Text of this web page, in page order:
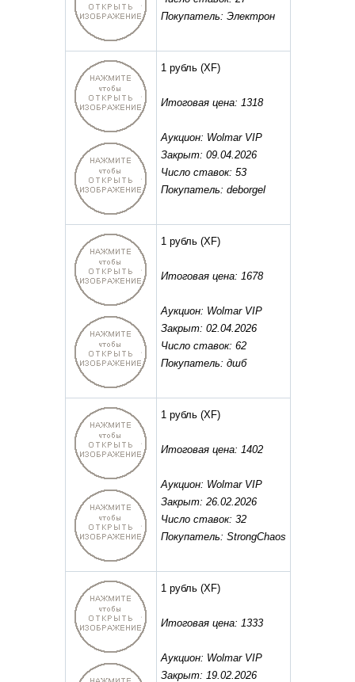
Покупатель: Электрон
1 рубль(XF)
Итоговая цена: 1318
Аукцион: Wolmar VIP
Закрыт: 09.04.2026
Число ставок: 53
Покупатель: deborgel
1 рубль(XF)
Итоговая цена: 1678
Аукцион: Wolmar VIP
Закрыт: 02.04.2026
Число ставок: 62
Покупатель: дшб
1 рубль(XF)
Итоговая цена: 1402
Аукцион: Wolmar VIP
Закрыт: 26.02.2026
Число ставок: 32
Покупатель: StrongChaos
1 рубль(XF)
Итоговая цена: 1333
Аукцион: Wolmar VIP
Закрыт: 19.02.2026